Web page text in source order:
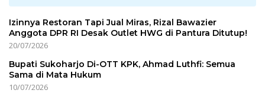
Izinnya Restoran Tapi Jual Miras, Rizal Bawazier
Anggota DPR RI Desak Outlet HWG di Pantura Ditutup!
20/07/2026
Bupati Sukoharjo Di-OTT KPK, Ahmad Luthfi: Semua
Sama di Mata Hukum
10/07/2026